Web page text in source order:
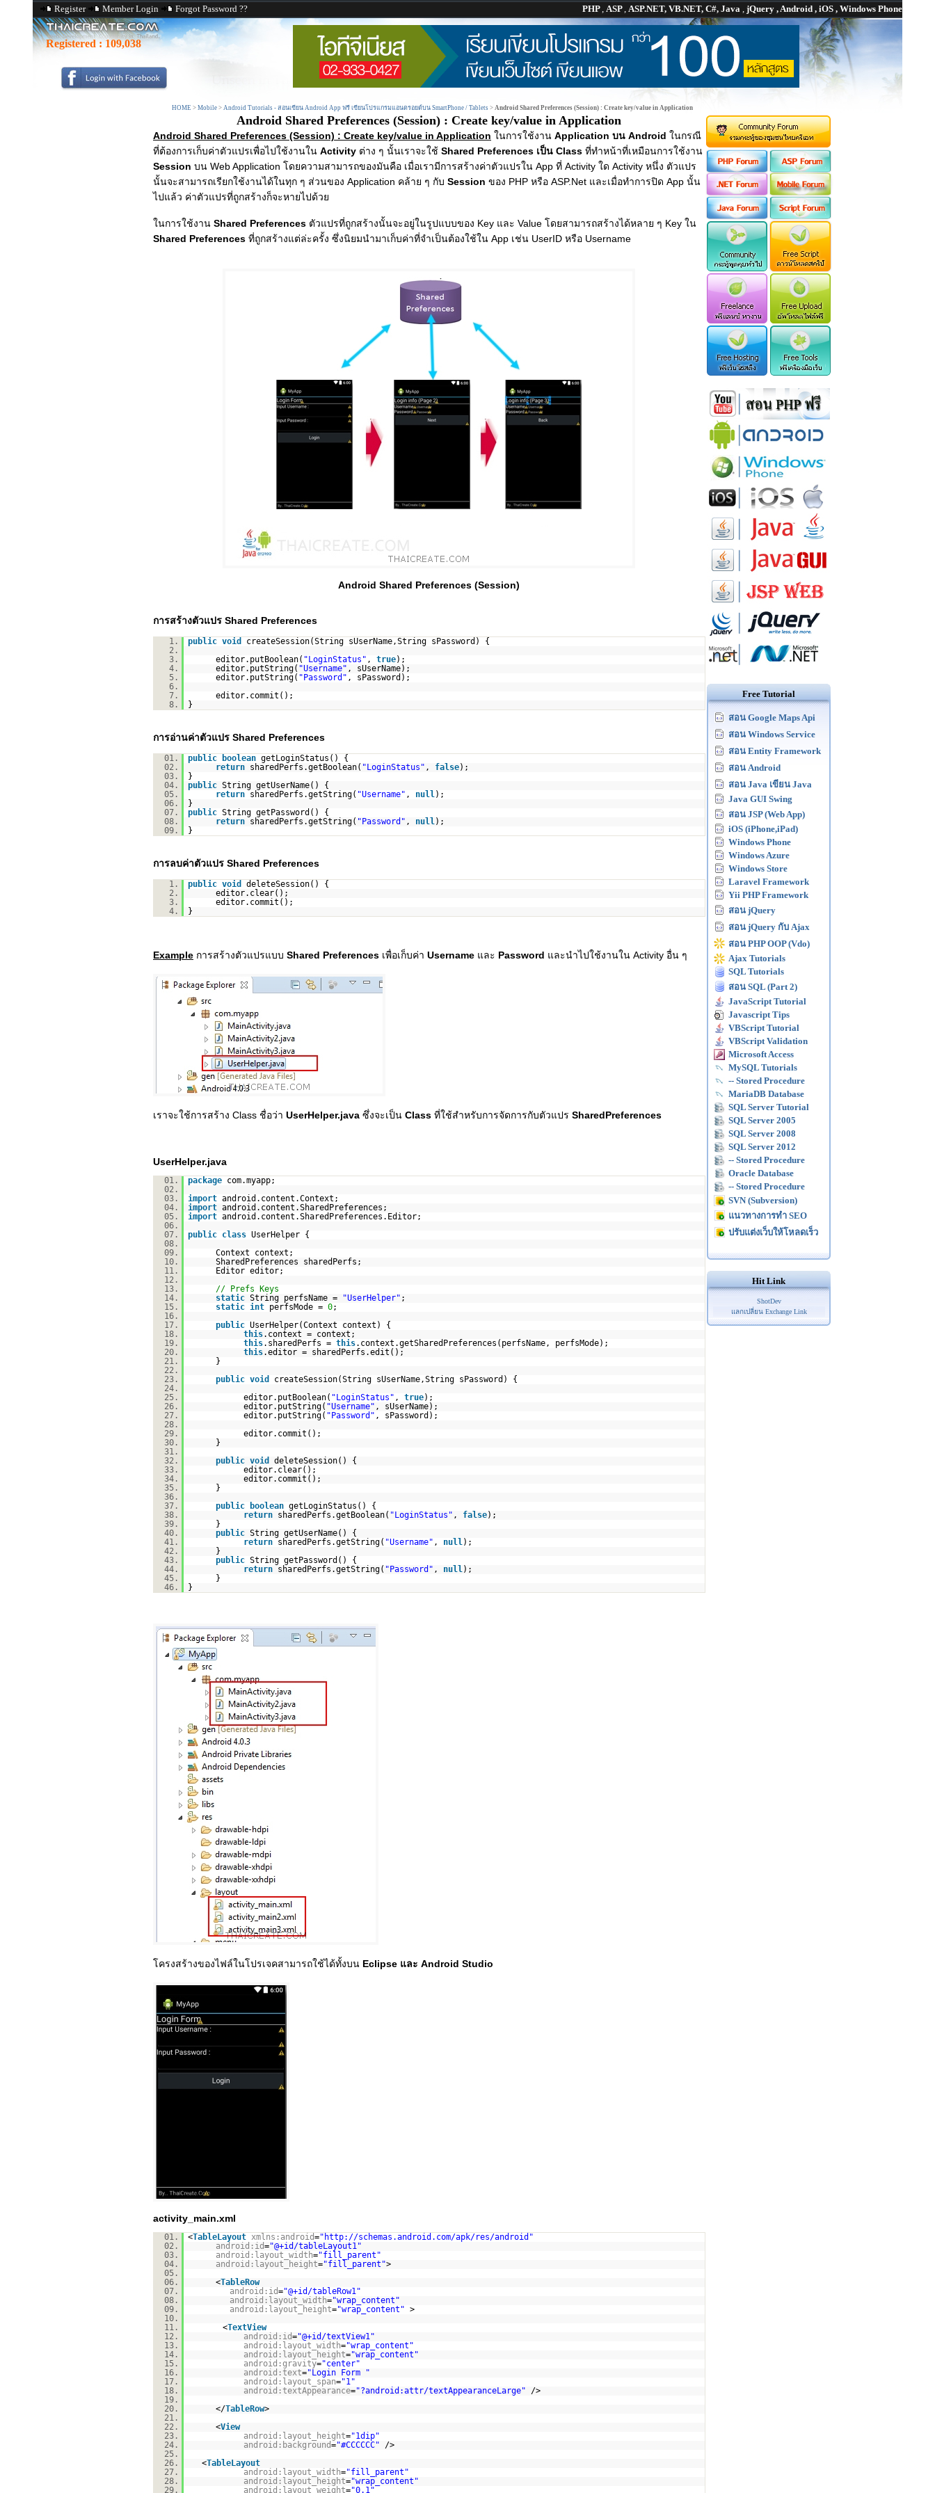
Register Member Login Forgot Password ?? PHP, ASP, ASP.NET, VB.NET, C#, Java , jQuery , Android , iOS , Windows Phone
Registered : 109,038
HOME > Mobile > Android Tutorials - สอนเขียน Android App ฟรี เขียนโปรแกรมแอนดรอยด์บน SmartPhone / Tablets > Android Shared Preferences (Session) : Create key/value in Application
Android Shared Preferences (Session) : Create key/value in Application
Android Shared Preferences (Session) : Create key/value in Application ในการใช้งาน Application บน Android ในกรณี
ที่ต้องการเก็บค่าตัวแปรเพื่อไปใช้งานใน Activity ต่าง ๆ นั้นเราจะใช้ Shared Preferences เป็น Class ที่ทำหน้าที่เหมือนการใช้งาน
Session บน Web Application โดยความสามารถของมันคือ เมื่อเรามีการสร้างค่าตัวแปรใน App ที่ Activity ใด Activity หนึ่ง ตัวแปร
นั้นจะสามารถเรียกใช้งานได้ในทุก ๆ ส่วนของ Application คล้าย ๆ กับ Session ของ PHP หรือ ASP.Net และเมื่อทำการปิด App นั้น
ไปแล้ว ค่าตัวแปรที่ถูกสร้างก็จะหายไปด้วย
ในการใช้งาน Shared Preferences ตัวแปรที่ถูกสร้างนั้นจะอยู่ในรูปแบบของ Key และ Value โดยสามารถสร้างได้หลาย ๆ Key ใน
Shared Preferences ที่ถูกสร้างแต่ล่ะครั้ง ซึ่งนิยมนำมาเก็บค่าที่จำเป็นต้องใช้ใน App เช่น UserID หรือ Username
Android Shared Preferences (Session)
การสร้างตัวแปร Shared Preferences
1. public void
createSession(String sUserName,String sPassword) {
2.
3.
editor.putBoolean( "LoginStatus" , true);
4.
editor.putString( "Username" , sUserName);
5.
editor.putString( "Password" , sPassword);
6.
7.
editor.commit();
8.
}
การอ่านค่าตัวแปร Shared Preferences
01. public boolean getLoginStatus() {
02.
return sharedPerfs.getBoolean( "LoginStatus" , false);
03.
}
04.
public String getUserName() {
05.
return sharedPerfs.getString( "Username" , null);
06.
}
07.
public String getPassword() {
08.
return sharedPerfs.getString( "Password" , null);
09.
}
การลบค่าตัวแปร Shared Preferences
1. public void
deleteSession() {
2.
editor.clear();
3.
editor.commit();
4.
}
Example การสร้างตัวแปรแบบ Shared Preferences เพื่อเก็บค่า Username และ Password และนำไปใช้งานใน Activity อื่น ๆ
เราจะใช้การสร้าง Class ชื่อว่า UserHelper.java ซึ่งจะเป็น Class ที่ใช้สำหรับการจัดการกับตัวแปร SharedPreferences
UserHelper.java
01. package
com.myapp;
02.
03.
import android.content.Context;
04.
import android.content.SharedPreferences;
05.
import android.content.SharedPreferences.Editor;
06.
07.
public class UserHelper {
08.
09.
Context context;
10.
SharedPreferences sharedPerfs;
11.
Editor editor;
12.
13.
// Prefs Keys
14.
static String perfsName = "UserHelper" ;
15.
static int perfsMode = 0;
16.
17.
public UserHelper(Context context) {
18.
this.context = context;
19.
this.sharedPerfs = this.context.getSharedPreferences(perfsName, perfsMode);
20.
this.editor = sharedPerfs.edit();
21.
}
22.
23.
public void
createSession(String sUserName,String sPassword) {
24.
25.
editor.putBoolean( "LoginStatus" , true);
26.
editor.putString( "Username" , sUserName);
27.
editor.putString( "Password" , sPassword);
28.
29.
editor.commit();
30.
}
31.
32.
public void
deleteSession() {
33.
editor.clear();
34.
editor.commit();
35.
}
36.
37.
public boolean getLoginStatus() {
38.
return sharedPerfs.getBoolean( "LoginStatus" , false);
39.
}
40.
public String getUserName() {
41.
return sharedPerfs.getString( "Username" , null);
42.
}
43.
public String getPassword() {
44.
return sharedPerfs.getString( "Password" , null);
45.
}
46.
}
โครงสร้างของไฟล์ในโปรเจคสามารถใช้ได้ทั้งบน Eclipse และ Android Studio
activity_main.xml
01. <TableLayout xmlns:android=" http://schemas.android.com/apk/res/android "
02.
android:id="@+id/tableLayout1"
03.
android:layout_width="fill_parent"
04.
android:layout_height="fill_parent">
05.
06.
<TableRow
07.
android:id="@+id/tableRow1"
08.
android:layout_width="wrap_content"
09.
android:layout_height="wrap_content" >
10.
11.
<TextView
12.
android:id="@+id/textView1"
13.
android:layout_width="wrap_content"
14.
android:layout_height="wrap_content"
15.
android:gravity="center"
16.
android:text="Login Form "
17.
android:layout_span="1"
18.
android:textAppearance="?android:attr/textAppearanceLarge"
/>
19.
20.
</TableRow>
21.
22.
<View
23.
android:layout_height="1dip"
24.
android:background="#CCCCCC"
/>
25.
26.
<TableLayout
27.
android:layout_width="fill_parent"
28.
android:layout_height="wrap_content"
29.
android:layout_weight="0.1"
Free Tutorial
สอน Google Maps Api
สอน Windows Service
สอน Entity Framework
สอน Android
สอน Java เขียน Java
Java GUI Swing
สอน JSP (Web App)
iOS (iPhone,iPad)
Windows Phone
Windows Azure
Windows Store
Laravel Framework
Yii PHP Framework
สอน jQuery
สอน jQuery กับ Ajax
สอน PHP OOP (Vdo)
Ajax Tutorials
SQL Tutorials
สอน SQL (Part 2)
JavaScript Tutorial
Javascript Tips
VBScript Tutorial
VBScript Validation
Microsoft Access
MySQL Tutorials
-- Stored Procedure
MariaDB Database
SQL Server Tutorial
SQL Server 2005
SQL Server 2008
SQL Server 2012
-- Stored Procedure
Oracle Database
-- Stored Procedure
SVN (Subversion)
แนวทางการทำ SEO
ปรับแต่งเว็บให้โหลดเร็ว
Hit Link
ShotDev
แลกเปลี่ยน Exchange Link